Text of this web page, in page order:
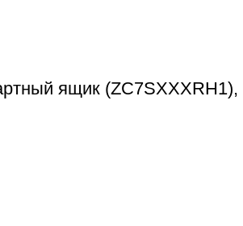
ящик (ZC7SXXXRH1),